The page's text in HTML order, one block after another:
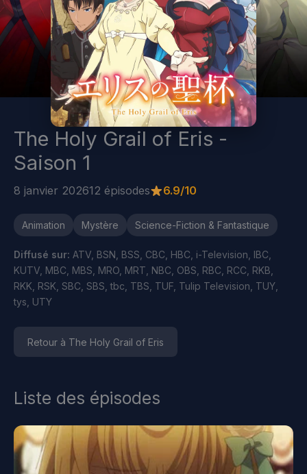
The Holy Grail of Eris -
Saison 1
8 janvier 202612 épisodes 6.9/10
Animation Mystère Science-Fiction & Fantastique
Diffusé sur: ATV, BSN, BSS, CBC, HBC, i-Television, IBC,
KUTV, MBC, MBS, MRO, MRT, NBC, OBS, RBC, RCC, RKB,
RKK, RSK, SBC, SBS, tbc, TBS, TUF, Tulip Television, TUY,
tys, UTY
Retour à The Holy Grail of Eris
Liste des épisodes